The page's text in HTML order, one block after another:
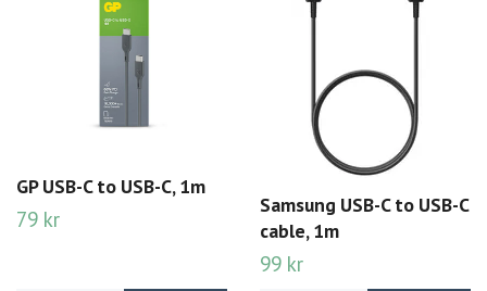
GP USB-C to USB-C, 1m
79 kr
Samsung USB-C to USB-C
cable, 1m
99 kr